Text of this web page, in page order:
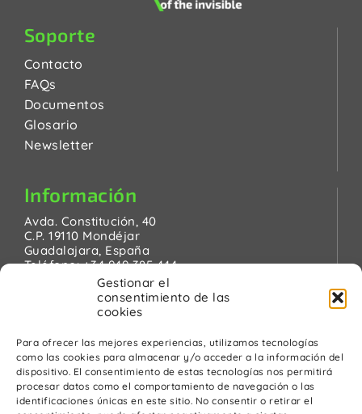
Gestionar el
consentimiento de las
cookies
Para ofrecer las mejores experiencias, utilizamos tecnologías
como las cookies para almacenar y/o acceder a la información del
dispositivo. El consentimiento de estas tecnologías nos permitirá
procesar datos como el comportamiento de navegación o las
identificaciones únicas en este sitio. No consentir o retirar el
Soporte
Contacto
FAQs
Documentos
Glosario
Newsletter
Información
Avda. Constitución, 40
C.P. 19110 Mondéjar
Guadalajara, España
Teléfono:+34 949 385 444
pinanson@pinanson.eu
Legal
Política de Privacidad
Advertencia Legal